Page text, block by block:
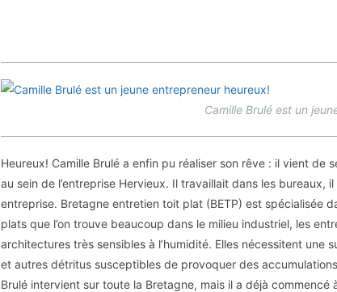
Camille Brulé est un
Heureux! Camille Brulé a enfin pu réaliser son rêve : il vient
au sein de l’entreprise Hervieux. Il travaillait dans les bureaux,
entreprise. Bretagne entretien toit plat (BETP) est spécialisée
plats que l’on trouve beaucoup dans le milieu industriel, les
architectures très sensibles à l’humidité. Elles nécessitent une
et autres détritus susceptibles de provoquer des
Brulé intervient sur toute la Bretagne, mais il a déjà